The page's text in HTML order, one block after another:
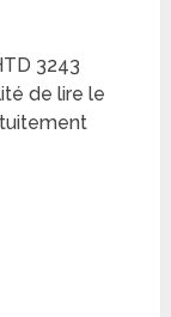
3243
de lire le